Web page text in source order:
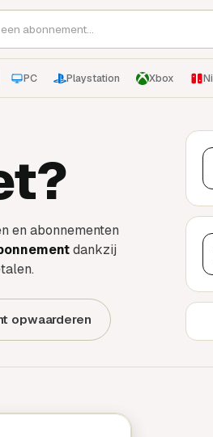
PC Playstation Xbox
en abonnementen
dankzij
opwaarderen